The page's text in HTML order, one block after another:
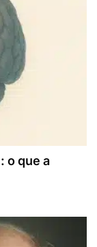
o que a